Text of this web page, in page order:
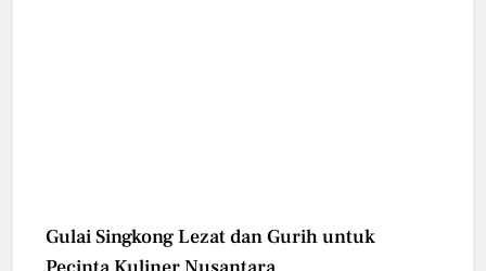
Gulai Singkong Lezat dan Gurih untuk